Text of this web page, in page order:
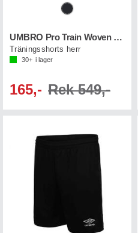
UMBRO Pro Train Woven Short
Träningsshorts herr
30+ i lager
165,- Rek 549,-